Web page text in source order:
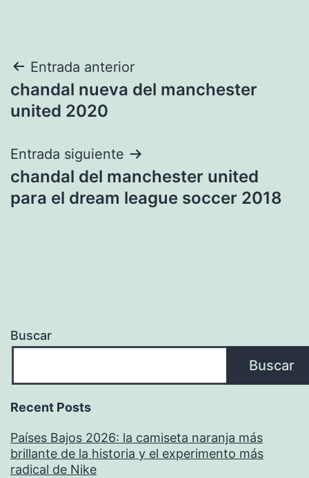
Navegación
de
Entrada anterior
chandal nueva del manchester
united 2020
Entrada siguiente
chandal del manchester united
para el dream league soccer 2018
Buscar
Buscar
Recent Posts
Países Bajos 2026: la camiseta naranja más
brillante de la historia y el experimento más
radical de Nike